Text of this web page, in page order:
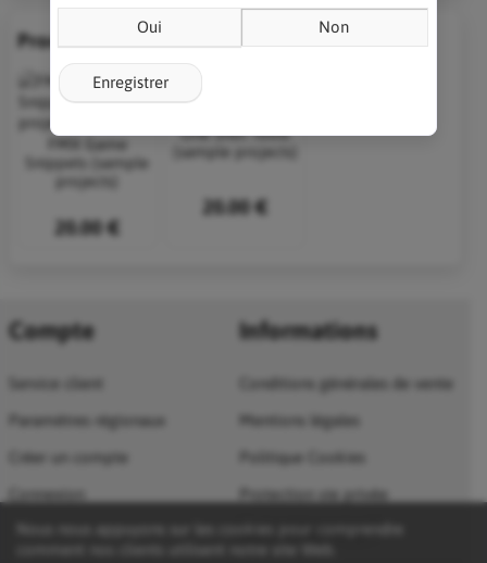
Produits similaires
FMX Game
Snippets (sample
projects)
20.00 €
One Shot Tools
(sample projects)
20.00 €
Compte
Service client
Paramètres régionaux
Créer un compte
Connexion
Informations
Conditions générales de vente
Mentions légales
Politique Cookies
Protection vie privée
Oui Non
Enregistrer